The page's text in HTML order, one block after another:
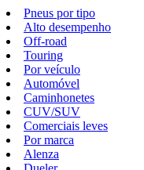
Pneus por tipo
Alto desempenho
Off-road
Touring
Por veículo
Automóvel
Caminhonetes
CUV/SUV
Comerciais leves
Por marca
Alenza